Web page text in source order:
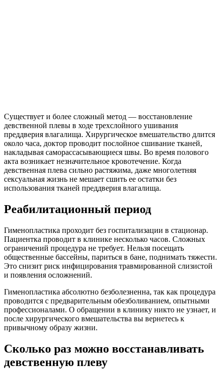
Существует и более сложный метод — восстановление
девственной плевы в ходе трехслойного ушивания
преддверия влагалища. Хирургическое вмешательство длится
около часа, доктор проводит послойное сшивание тканей,
накладывая саморассасывающиеся швы. Во время полового
акта возникает незначительное кровотечение. Когда
девственная плева сильно растяжима, даже многолетняя
сексуальная жизнь не мешает сшить ее остатки без
использования тканей преддверия влагалища.
Реабилитационный период
Гименопластика проходит без госпитализации в стационар.
Пациентка проводит в клинике несколько часов. Сложных
ограничений процедура не требует. Нельзя посещать
общественные бассейны, париться в бане, поднимать тяжести.
Это снизит риск инфицирования травмированной слизистой
и появления осложнений.
Гименопластика абсолютно безболезненна, так как процедура
проводится с предварительным обезболиванием, опытными
профессионалами. О обращении в клинику никто не узнает, и
после хирургического вмешательства вы вернетесь к
привычному образу жизни.
Сколько раз можно восстанавливать
девственную плеву